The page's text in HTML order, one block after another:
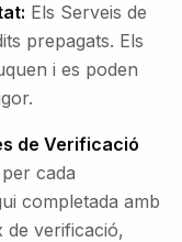
Els Serveis de
prepagats. Els
i es poden
de Verificació
cada
completada amb
verificació,